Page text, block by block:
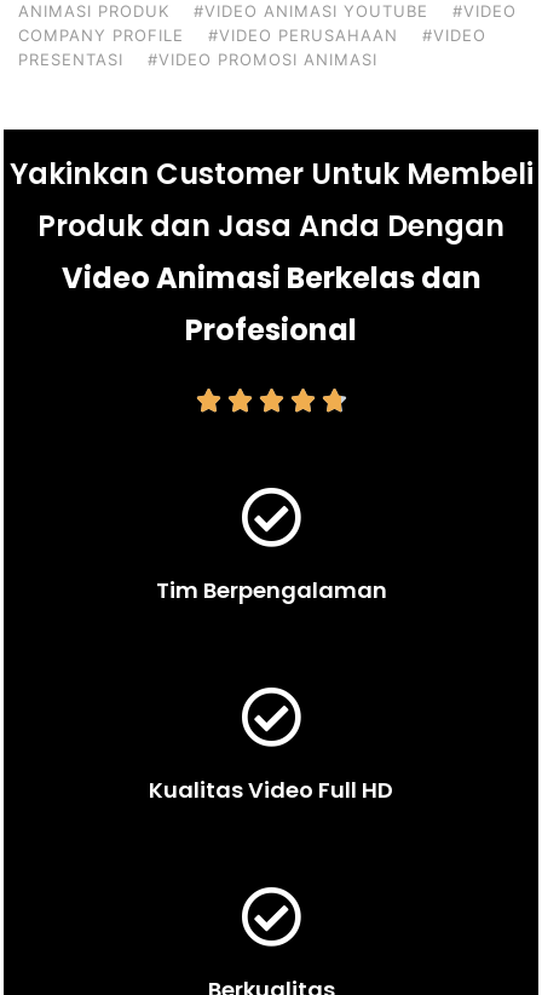
ANIMASI PRODUK
#VIDEO ANIMASI YOUTUBE
#VIDEO
COMPANY PROFILE
#VIDEO PERUSAHAAN
#VIDEO
PRESENTASI
#VIDEO PROMOSI ANIMASI
Yakinkan Customer Untuk Membeli
Produk dan Jasa Anda Dengan
Video Animasi Berkelas dan
Profesional
    
Tim Berpengalaman
Kualitas Video Full HD